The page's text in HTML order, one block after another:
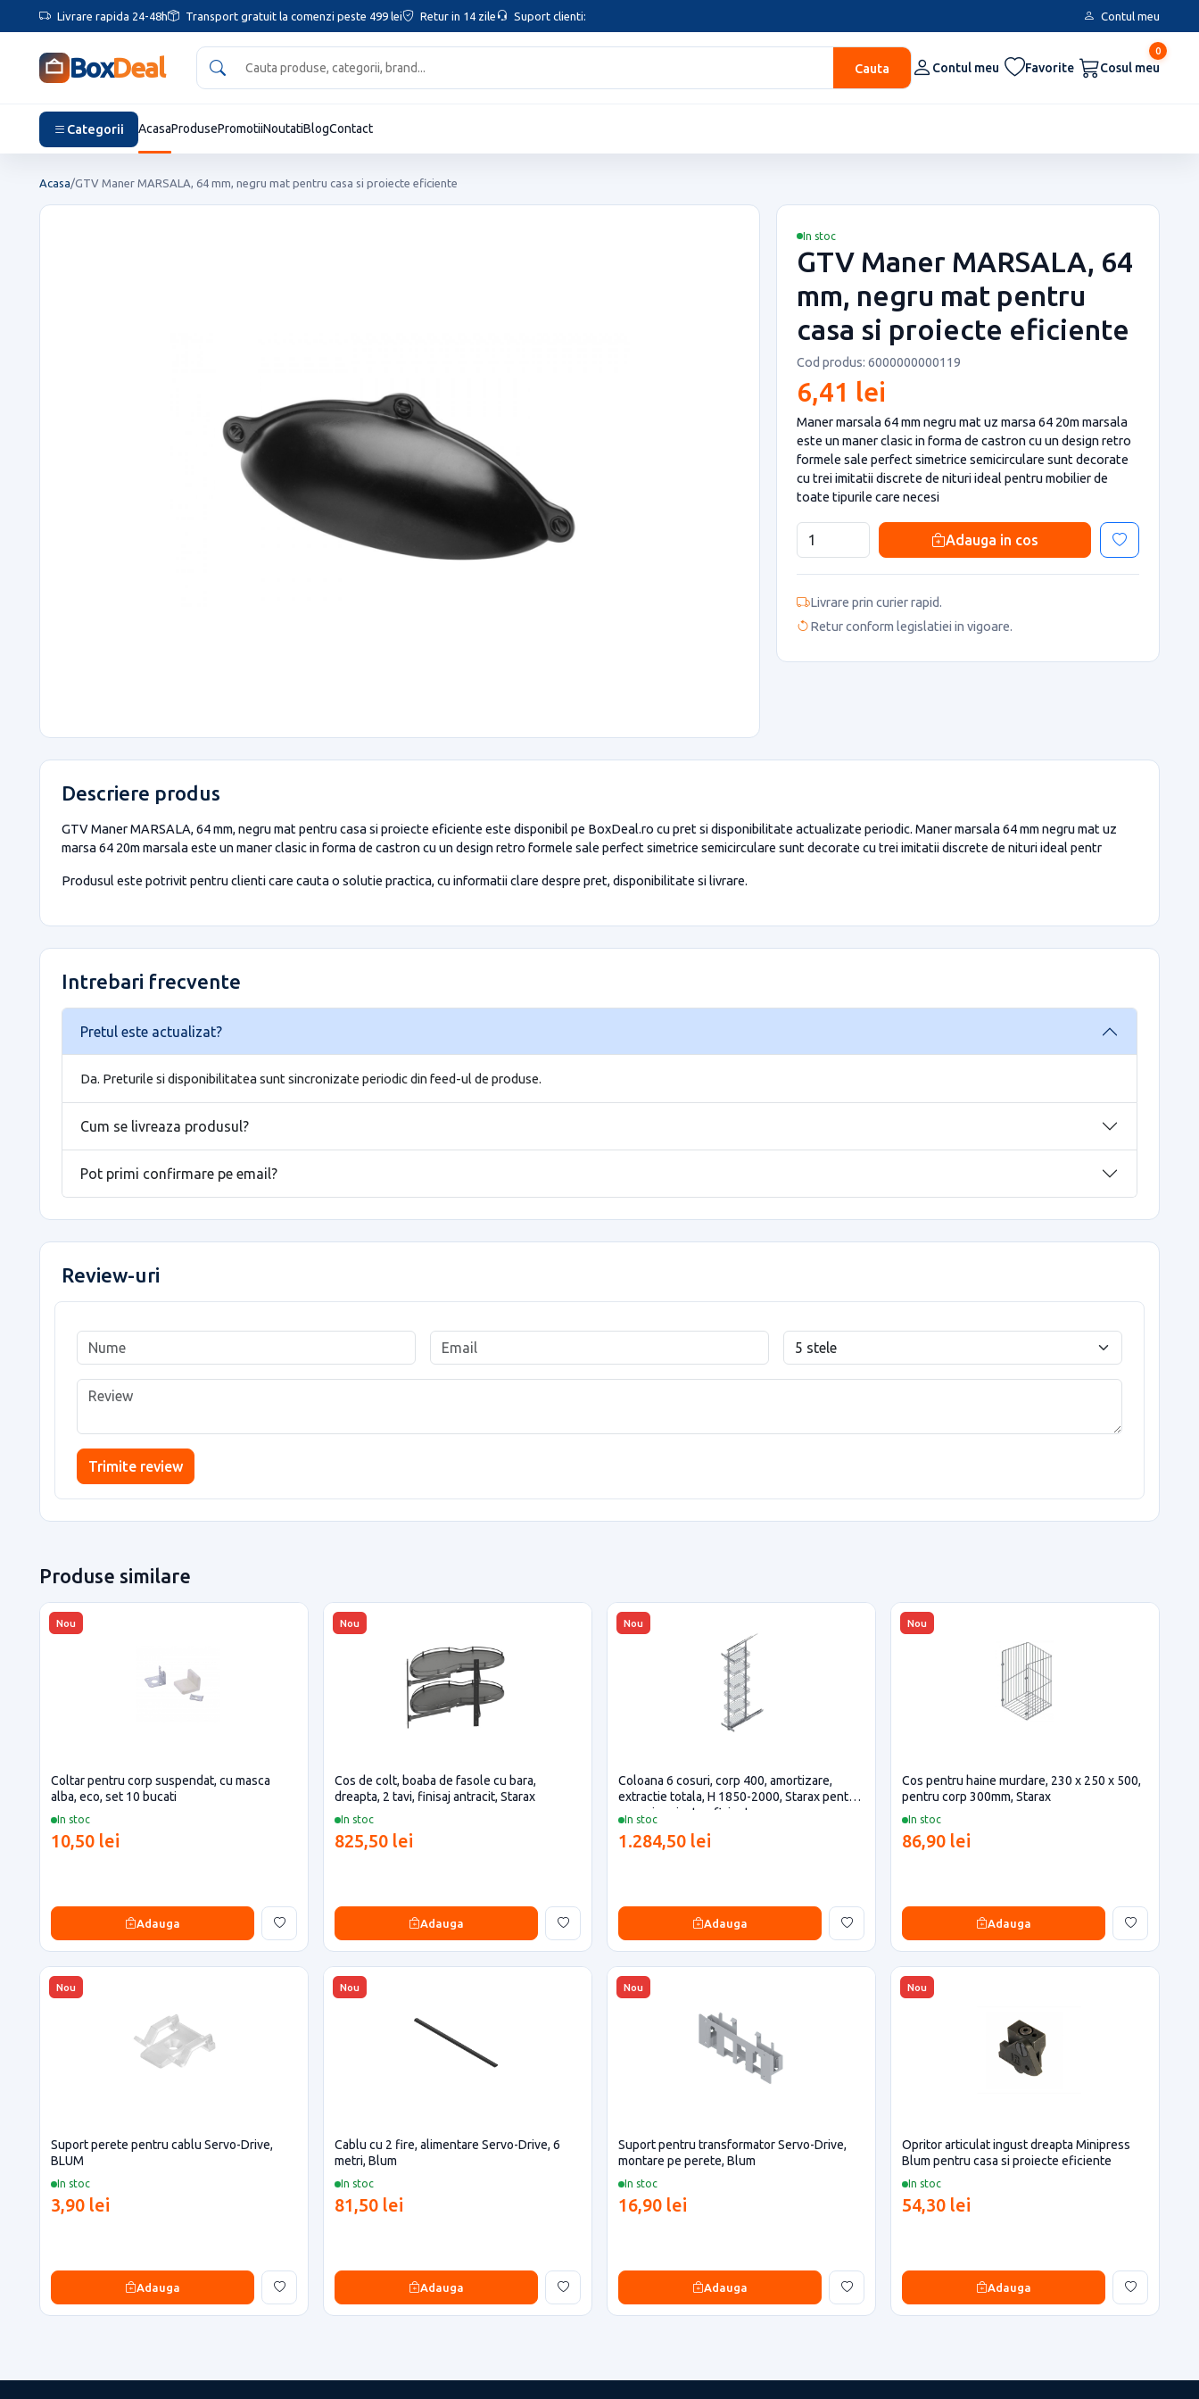
Livrare rapida 24-48h Transport gratuit la comenzi peste 499 lei Retur in 14 zile Suport clienti: Contul meu
BoxDeal Cauta Contul meu Favorite
0
Cosul meu
Categorii AcasaProdusePromotiiNoutatiBlogContact
Acasa/GTV Maner MARSALA, 64 mm, negru mat pentru casa si proiecte eficiente
In stoc
GTV Maner MARSALA, 64
mm, negru mat pentru
casa si proiecte eficiente
Cod produs: 6000000000119
6,41 lei
Maner marsala 64 mm negru mat uz marsa 64 20m marsala
este un maner clasic in forma de castron cu un design retro
formele sale perfect simetrice semicirculare sunt decorate
cu trei imitatii discrete de nituri ideal pentru mobilier de
toate tipurile care necesi
Adauga in cos
Livrare prin curier rapid.
Retur conform legislatiei in vigoare.
Descriere produs
GTV Maner MARSALA, 64 mm, negru mat pentru casa si proiecte eficiente este disponibil pe BoxDeal.ro cu pret si disponibilitate actualizate periodic. Maner marsala 64 mm negru mat uz
marsa 64 20m marsala este un maner clasic in forma de castron cu un design retro formele sale perfect simetrice semicirculare sunt decorate cu trei imitatii discrete de nituri ideal pentr
Produsul este potrivit pentru clienti care cauta o solutie practica, cu informatii clare despre pret, disponibilitate si livrare.
Intrebari frecvente
Pretul este actualizat?
Da. Preturile si disponibilitatea sunt sincronizate periodic din feed-ul de produse.
Cum se livreaza produsul?
Pot primi confirmare pe email?
Review-uri
Trimite review
Produse similare
Nou
In stoc
Coltar pentru corp suspendat, cu masca
alba, eco, set 10 bucati
10,50 lei
Adauga
Nou
In stoc
Cos de colt, boaba de fasole cu bara,
dreapta, 2 tavi, finisaj antracit, Starax
825,50 lei
Adauga
Nou
In stoc
Coloana 6 cosuri, corp 400, amortizare,
extractie totala, H 1850-2000, Starax pentru
casa si proiecte eficiente
1.284,50 lei
Adauga
Nou
In stoc
Cos pentru haine murdare, 230 x 250 x 500,
pentru corp 300mm, Starax
86,90 lei
Adauga
Nou
In stoc
Suport perete pentru cablu Servo-Drive,
BLUM
3,90 lei
Adauga
Nou
In stoc
Cablu cu 2 fire, alimentare Servo-Drive, 6
metri, Blum
81,50 lei
Adauga
Nou
In stoc
Suport pentru transformator Servo-Drive,
montare pe perete, Blum
16,90 lei
Adauga
Nou
In stoc
Opritor articulat ingust dreapta Minipress
Blum pentru casa si proiecte eficiente
54,30 lei
Adauga